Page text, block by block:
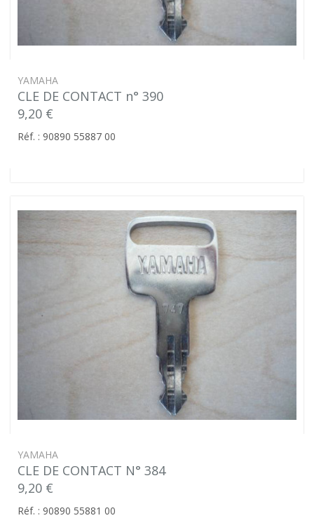
YAMAHA
CLE DE CONTACT n° 390
9,20 €
Réf. : 90890 55887 00
YAMAHA
CLE DE CONTACT N° 384
9,20 €
Réf. : 90890 55881 00